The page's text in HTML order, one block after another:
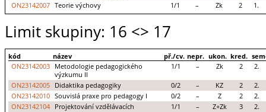
ON23142007 Teorie výchovy 1/1 – Zk 2 1.
Limit skupiny: 16 <> 17
kód název př./cv. nepr. ukon. kred.
ON23142003
Metodologie pedagogického
výzkumu II
1/1 – Zk 2 2.
ON23142005 Didaktika pedagogiky 0/2 – KZ 2
2.
ON23142010 Souvislá praxe pro pedagogy I 0/2 – Z 2
2.
ON23142104
Projektování vzdělávacích
1/1 – Z+Zk 3 2.